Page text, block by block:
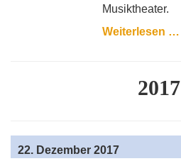
Musiktheater.
Weiterlesen …
2017
22. Dezember 2017